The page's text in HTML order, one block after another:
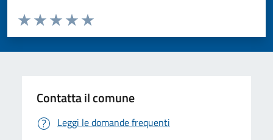
Valuta da 1 a 5 stelle la pagina
Valuta 5 stelle su 5
Valuta 4 stelle su 5
Valuta 3 stelle su 5
Valuta 2 stelle su 5
Valuta 1 stelle su 5
Contatta il comune
Leggi le domande frequenti